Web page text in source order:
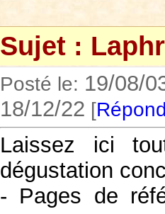
Sujet :
Posté le: 19/08/
18/12/22 [
Laissez ici
dégustation
- Pages de